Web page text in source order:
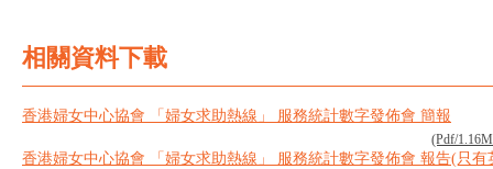
相關資料下載
香港婦女中心協會​ 「婦女求助熱線」​ 服務統計數字發佈會​ 簡報
(Pdf/
香港婦女中心協會​ 「婦女求助熱線」​ 服務統計數字發佈會​ 報告(只有